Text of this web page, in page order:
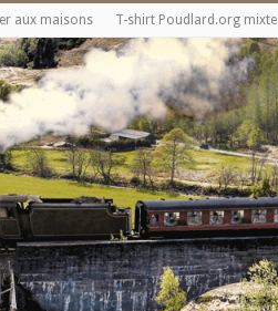
aux maisons T-shirt Poudlard.org mixte